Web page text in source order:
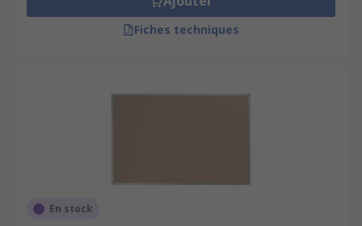
Fiches techniques
En stock